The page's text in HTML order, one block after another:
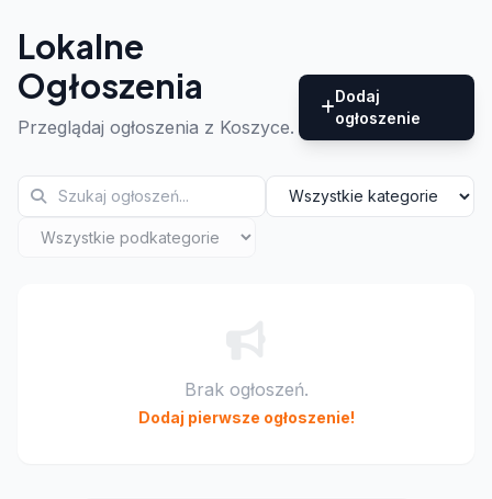
Lokalne
Ogłoszenia
Przeglądaj ogłoszenia z Koszyce.
Dodaj
ogłoszenie
Brak ogłoszeń.
Dodaj pierwsze ogłoszenie!